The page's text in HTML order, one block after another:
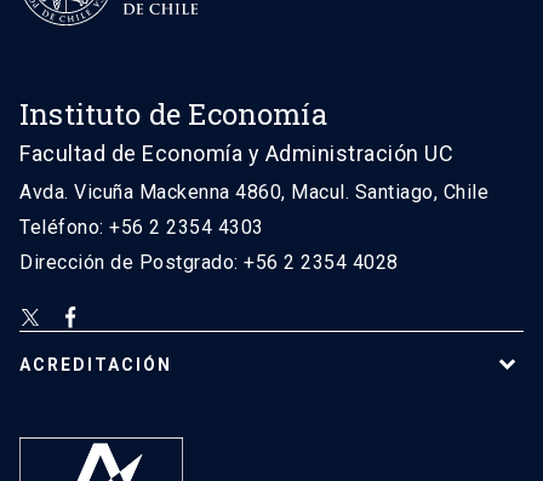
Instituto de Economía
Facultad de Economía y Administración UC
Avda. Vicuña Mackenna 4860, Macul. Santiago, Chile
Teléfono: +56 2 2354 4303
Dirección de Postgrado: +56 2 2354 4028
ACREDITACIÓN